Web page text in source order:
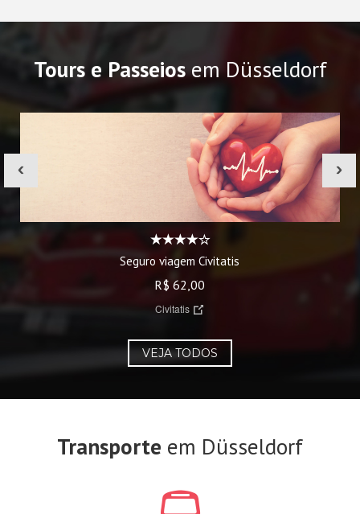
Tours e Passeiosem Düsseldorf
Seguro viagem Civitatis
R$ 62,00
Civitatis
‹ ›
VEJA TODOS
Transporte em Düsseldorf